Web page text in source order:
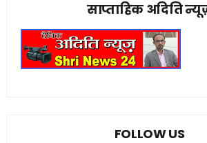
साप्ताहिक अदिति
FOLLOW US